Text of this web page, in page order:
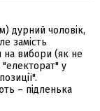
дурний чоловік,
замість
на вибори (як не
"електорат" у
– підленька